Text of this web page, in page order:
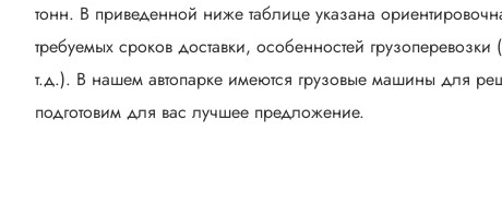
тонн. В приведенной ниже таблице указана
требуемых сроков доставки, особенностей
т.д.). В нашем автопарке имеются грузовые машины для
подготовим для вас лучшее предложение.